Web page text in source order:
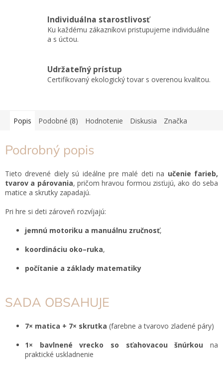
Individuálna starostlivosť
Ku každému zákazníkovi pristupujeme individuálne
a s úctou.
Udržateľný prístup
Certifikovaný ekologický tovar s overenou kvalitou.
Popis Podobné (8) Hodnotenie Diskusia Značka
Podrobný popis
Tieto drevené diely sú ideálne pre malé deti na učenie farieb,
tvarov a párovania, pričom hravou formou zisťujú, ako do seba
matice a skrutky zapadajú.
Pri hre si deti zároveň rozvíjajú:
jemnú motoriku a manuálnu zručnosť,
koordináciu oko–ruka,
počítanie a základy matematiky
SADA OBSAHUJE
7× matica + 7× skrutka (farebne a tvarovo zladené páry)
1× bavlnené vrecko so sťahovacou šnúrkou na
praktické uskladnenie